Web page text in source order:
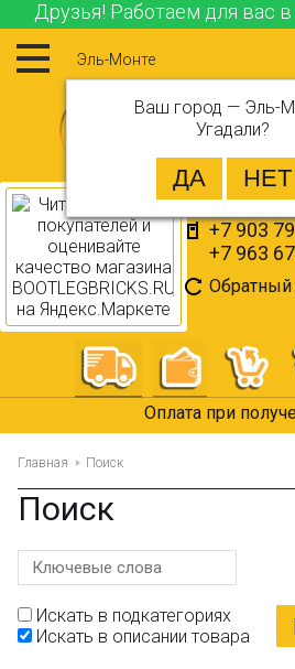
Друзья! Работаем для вас
Эль-Монте
Ваш город — Эль-
Угадали?
+7 903
+7 963
Обратный
Оплата при
Главная Поиск
Поиск
Искать в подкатегориях
Искать в описании товара